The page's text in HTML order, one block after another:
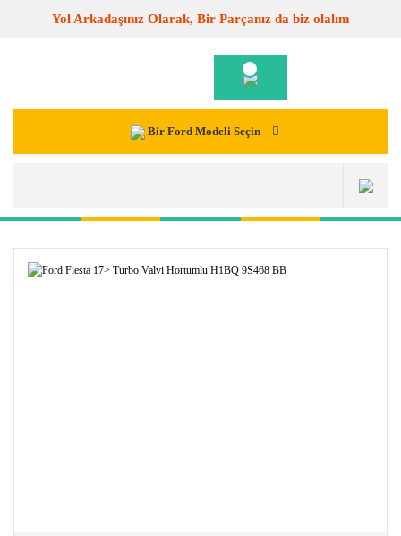
Yol Arkadaşınız Olarak, Bir Parçanız da biz olalım
Bir Ford Modeli Seçin